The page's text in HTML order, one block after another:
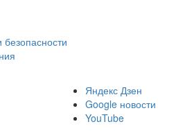
безопасности
Яндекс Дзен
Google новости
YouTube